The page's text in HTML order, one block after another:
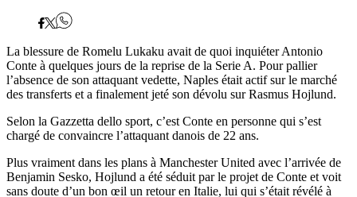
La blessure de Romelu Lukaku avait de quoi inquiéter Antonio
Conte à quelques jours de la reprise de la Serie A. Pour pallier
l’absence de son attaquant vedette, Naples était actif sur le marché
des transferts et a finalement jeté son dévolu sur Rasmus Hojlund.
Selon la Gazzetta dello sport, c’est Conte en personne qui s’est
chargé de convaincre l’attaquant danois de 22 ans.
Plus vraiment dans les plans à Manchester United avec l’arrivée de
Benjamin Sesko, Hojlund a été séduit par le projet de Conte et voit
sans doute d’un bon œil un retour en Italie, lui qui s’était révélé à